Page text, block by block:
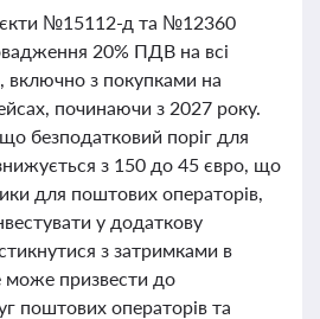
№15112-д та №12360
20% ПДВ на всі
включно з покупками на
починаючи з 2027 року.
безподатковий поріг для
з 150 до 45 євро, що
для поштових операторів,
у додаткову
з затримками в
може призвести до
поштових операторів та